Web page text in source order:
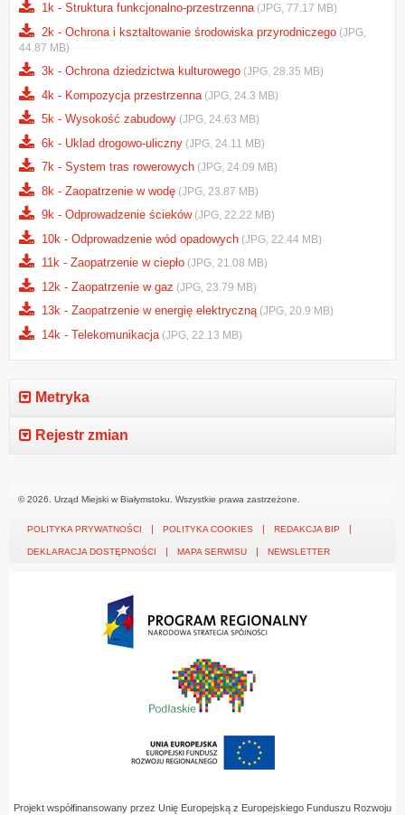
1k - Struktura funkcjonalno-przestrzenna (JPG, 77.17 MB)
2k - Ochrona i ksztaltowanie środowiska przyrodniczego (JPG,
44.87 MB)
3k - Ochrona dziedzictwa kulturowego (JPG, 28.35 MB)
4k - Kompozycja przestrzenna (JPG, 24.3 MB)
5k - Wysokość zabudowy (JPG, 24.63 MB)
6k - Uklad drogowo-uliczny (JPG, 24.11 MB)
7k - System tras rowerowych (JPG, 24.09 MB)
8k - Zaopatrzenie w wodę (JPG, 23.87 MB)
9k - Odprowadzenie ścieków (JPG, 22.22 MB)
10k - Odprowadzenie wód opadowych (JPG, 22.44 MB)
11k - Zaopatrzenie w ciepło (JPG, 21.08 MB)
12k - Zaopatrzenie w gaz (JPG, 23.79 MB)
13k - Zaopatrzenie w energię elektryczną (JPG, 20.9 MB)
14k - Telekomunikacja (JPG, 22.13 MB)
Metryka
Rejestr zmian
© 2026. Urząd Miejski w Białymstoku. Wszystkie prawa zastrzeżone.
POLITYKA PRYWATNOŚCI POLITYKA COOKIES REDAKCJA BIP
DEKLARACJA DOSTĘPNOŚCI MAPA SERWISU NEWSLETTER
Projekt współfinansowany przez Unię Europejską z Europejskiego Funduszu Rozwoju